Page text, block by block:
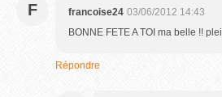
F francoise24 03/06/2012 14:43
BONNE FETE A TOI ma belle !!
Répondre